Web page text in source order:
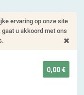
ervaring op onze site
u akkoord met ons
0,00 €